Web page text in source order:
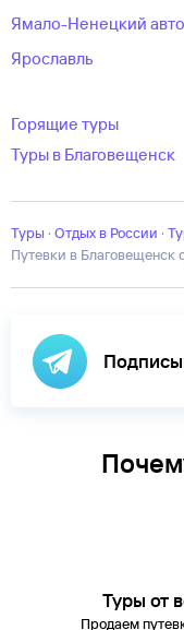
Ямало-Ненецкий
Ярославль
Горящие туры
Туры в Благовещенск
Туры · Отдых в России ·
Путевки в Благовещенск
Туры от
Продаем